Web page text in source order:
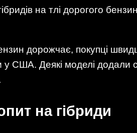
на тлі дорогого
дорожчає, покупці
Деякі моделі додали
на гібриди